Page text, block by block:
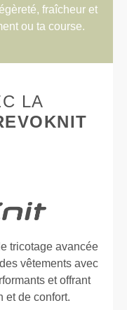
fraîcheur et
ou ta course.
LA
tricotage avancée
vêtements avec
et offrant
et de confort.